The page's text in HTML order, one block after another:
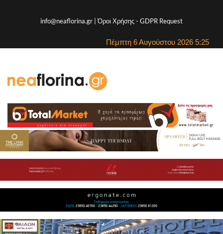
info@neaflorina.gr |Όροι Χρήσης- GDPR Request
Πέμπτη 6 Αυγούστου 2026 5:25